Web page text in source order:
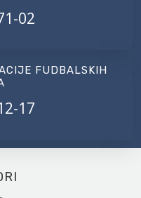
02
FUDBALSKIH
17